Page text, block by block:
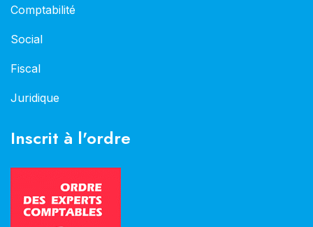
Comptabilité
Social
Fiscal
Juridique
Inscrit à l'ordre